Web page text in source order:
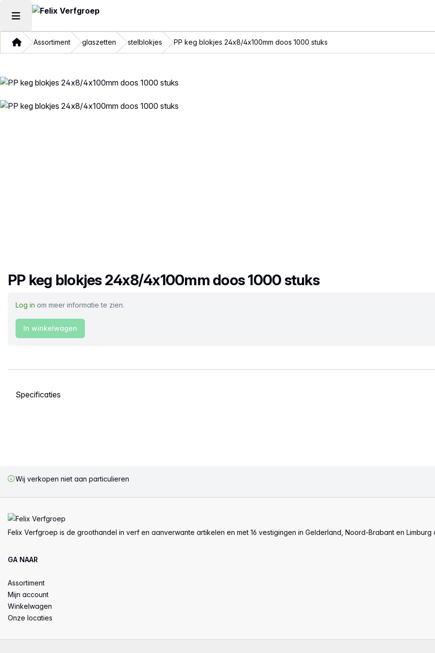
Hoofdmenu openen
ThuisAssortiment glaszetten stelblokjes PP keg blokjes 24x8/4x100mm doos 1000 stuks
Productnaam
PP keg blokjes 24x8/4x100mm doos 1000 stuks
Log in om meer informatie te zien.
In winkelwagen
Selecteer een tabblad
Wij verkopen niet aan particulieren
Felix Verfgroep is de groothandel in verf en aanverwante artikelen en met 16 vestigingen in Gelderland, Noord-Brabant en Limburg
GA NAAR
Assortiment
Mijn account
Winkelwagen
Onze locaties